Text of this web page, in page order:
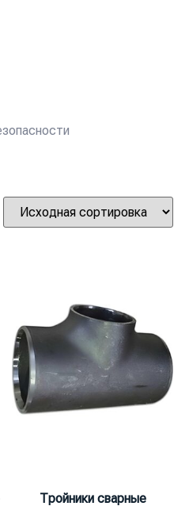
Тройники сварные